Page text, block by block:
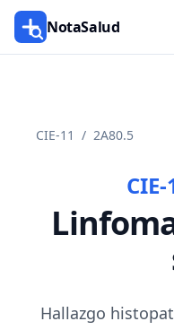
NotaSalud
CIE-11 / 2A80.5
Hallazgo